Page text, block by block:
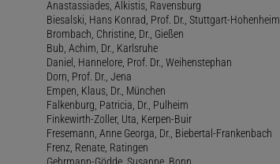
Anastassiades, Alkistis, Ravensburg
Biesalski, Hans Konrad, Prof. Dr., Stuttgart-Hohenheim
Brombach, Christine, Dr., Gießen
Bub, Achim, Dr., Karlsruhe
Daniel, Hannelore, Prof. Dr., Weihenstephan
Dorn, Prof. Dr., Jena
Empen, Klaus, Dr., München
Falkenburg, Patricia, Dr., Pulheim
Finkewirth-Zoller, Uta, Kerpen-Buir
Fresemann, Anne Georga, Dr., Biebertal-Frankenbach
Frenz, Renate, Ratingen